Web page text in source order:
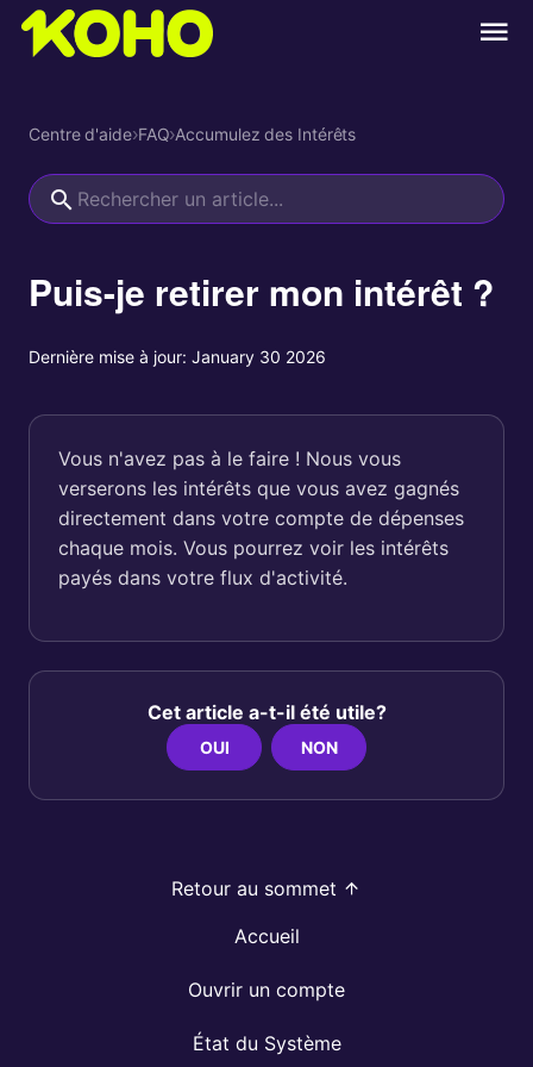
Centre d'aide›FAQ›Accumulez des Intérêts
Puis-je retirer mon intérêt ?
Dernière mise à jour: January 30 2026
Vous n'avez pas à le faire ! Nous vous
verserons les intérêts que vous avez gagnés
directement dans votre compte de dépenses
chaque mois. Vous pourrez voir les intérêts
payés dans votre flux d'activité.
Cet article a-t-il été utile?
OUI NON
Retour au sommet
Accueil
Ouvrir un compte
État du Système